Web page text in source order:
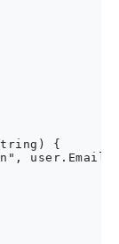
{
user.Email)